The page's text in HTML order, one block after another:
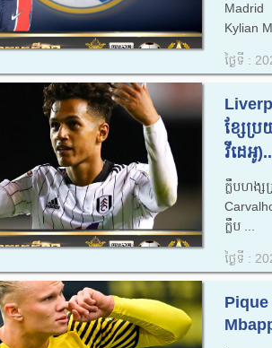
Madrid
Kylian
ថ្ងៃទី :
ខ្សែប្រ
វីដេអូ
ក្លឹបហង្ស
ក្លឹប ...
ថ្ងៃទី :
Pique